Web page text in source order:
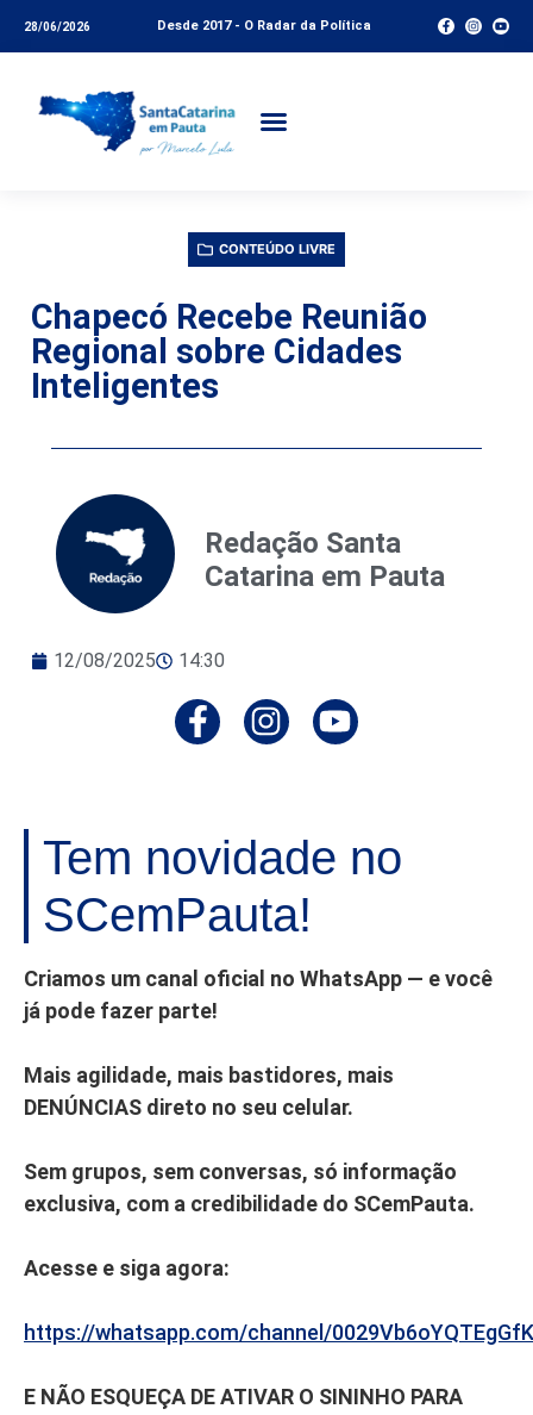
28/06/2026 Desde 2017 - O Radar da Política
CONTEÚDO LIVRE
Chapecó Recebe Reunião
Regional sobre Cidades
Inteligentes
Redação Santa
Catarina em Pauta
12/08/2025 14:30
Tem novidade no
SCemPauta!
Criamos um canal oficial no WhatsApp — e você
já pode fazer parte!
Mais agilidade, mais bastidores, mais
DENÚNCIAS direto no seu celular.
Sem grupos, sem conversas, só informação
exclusiva, com a credibilidade do SCemPauta.
Acesse e siga agora:
https://whatsapp.com/channel/
E NÃO ESQUEÇA DE ATIVAR O SININHO PARA